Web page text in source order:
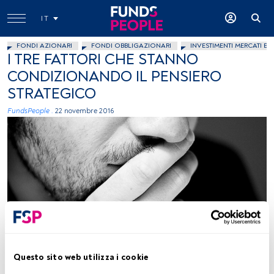
Questo sito web utilizza i cookie
IT
FONDI AZIONARI FONDI OBBLIGAZIONARI INVESTIMENTI MERCATI
I TRE FATTORI CHE STANNO
CONDIZIONANDO IL PENSIERO
STRATEGICO
FundsPeople . 22 novembre 2016
@boetter, Flickr, Creative Commons